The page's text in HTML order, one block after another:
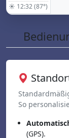
☀ 12:32 (87°)
So
(GPS).